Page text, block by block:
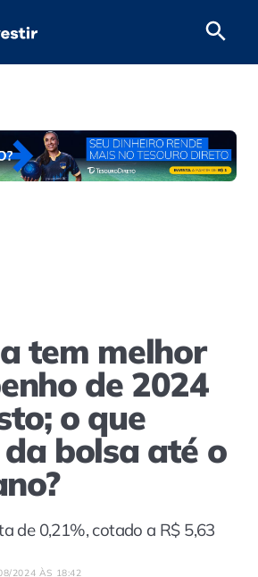
tem melhor
de 2024
o que
bolsa até o
de 0,21%, cotado a R$ 5,63
2024 ÀS 18:42